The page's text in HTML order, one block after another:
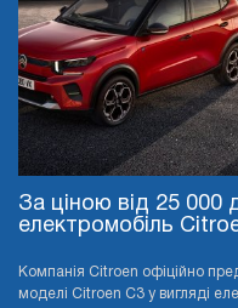
За ціною від 25 000
електромобіль
Компанія Citroen офіційно
моделі Citroen C3 у вигляді